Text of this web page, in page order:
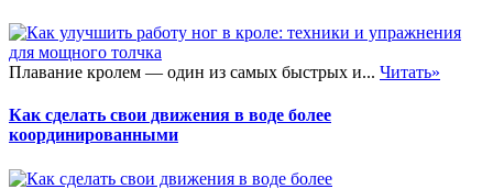
Плавание кролем — один из самых быстрых и... Читать»
Как сделать свои движения в воде более
координированными